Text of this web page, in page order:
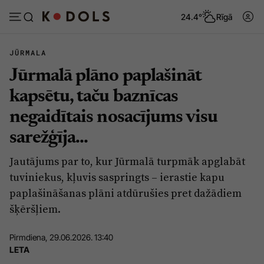
24.4° Rīgā
Abonēt Pieslēgties
Ziņas
Politika
Pašvaldības
Izglītība
Veselība
Ģimene
Vide
Tēmas
Dzīve un ticība
Ekonomika
JŪRMALA
Jūrmalā plāno paplašināt
kapsētu, taču baznīcas
negaidītais nosacījums visu
sarežģīja...
Jautājums par to, kur Jūrmalā turpmāk apglabāt
tuviniekus, kļuvis saspringts – ierastie kapu
paplašināšanas plāni atdūrušies pret dažādiem
šķēršļiem.
Pirmdiena, 29.06.2026. 13:40
LETA